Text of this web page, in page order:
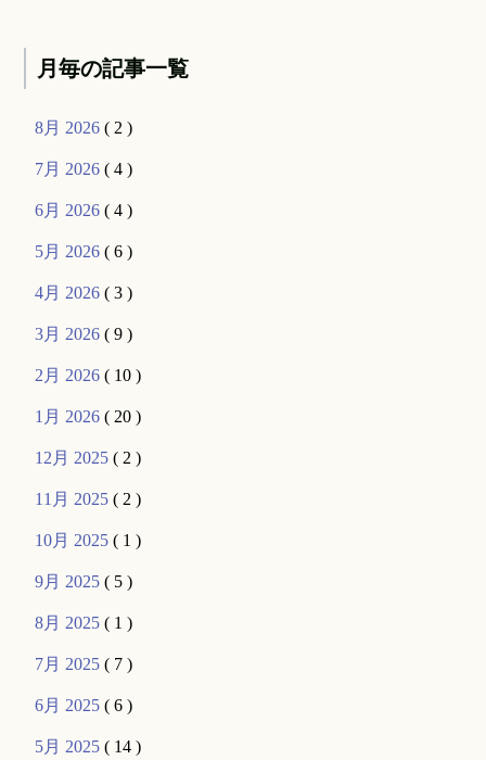
月毎の記事一覧
8月 2026( 2 )
7月 2026( 4 )
6月 2026( 4 )
5月 2026( 6 )
4月 2026( 3 )
3月 2026( 9 )
2月 2026( 10 )
1月 2026( 20 )
12月 2025( 2 )
11月 2025( 2 )
10月 2025( 1 )
9月 2025( 5 )
8月 2025( 1 )
7月 2025( 7 )
6月 2025( 6 )
5月 2025( 14 )